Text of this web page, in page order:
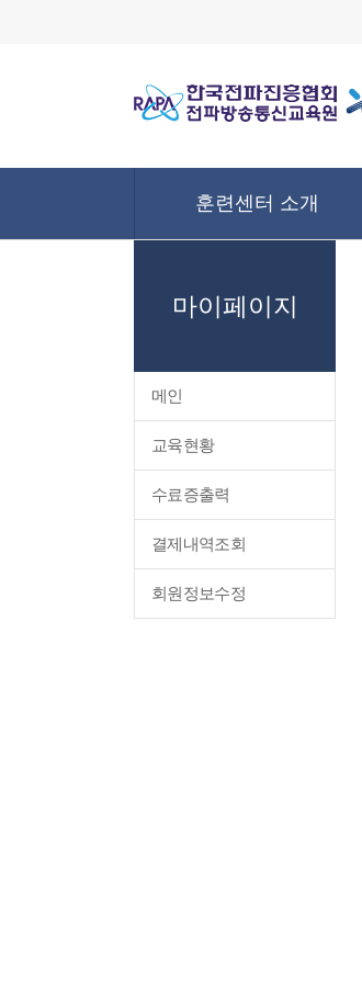
훈련센터 소개
마이페이지
메인
교육현황
수료증출력
결제내역조회
회원정보수정